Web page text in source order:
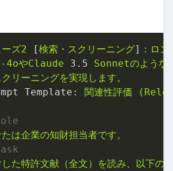
ーズ2 [検索・スクリーニング] ：ロ
4oやClaude
3.5
Sonnetのような
リーニングを実現します。
Template:
関連性評価
は企業の知財担当者です。
た特許文献（全文）を読み、以下の